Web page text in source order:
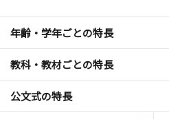
年齢・学年ごとの特長
教科・教材ごとの特長
公文式の特長